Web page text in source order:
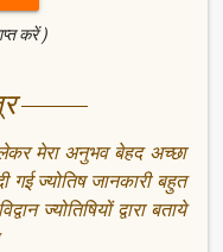
करें )
मेरा अनुभव बेहद अच्छा
गई ज्योतिष जानकारी बहुत
ज्योतिषियों द्वारा बताये